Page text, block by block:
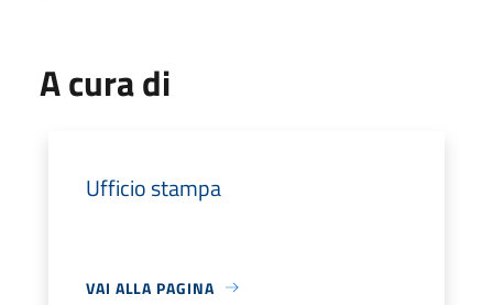
A cura di
Ufficio stampa
VAI ALLA PAGINA